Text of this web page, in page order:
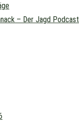
– Der Jagd Podcast